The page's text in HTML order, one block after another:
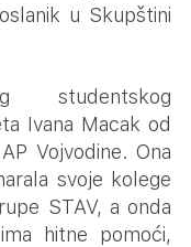
u Skupštini
studentskog
Ivana Macak od
Vojvodine. Ona
svoje kolege
STAV, a onda
hitne pomoći,